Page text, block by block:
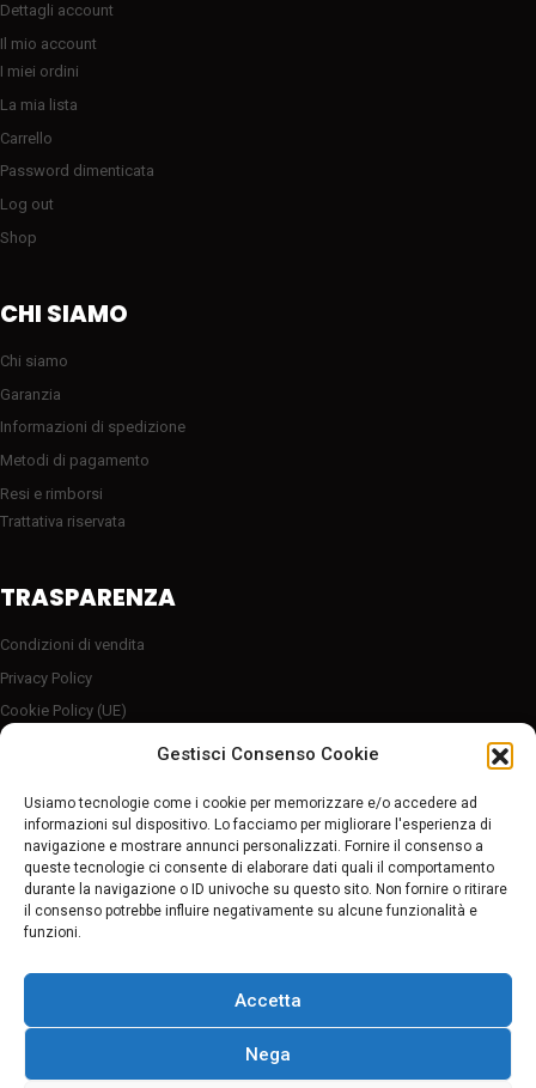
Gestisci Consenso Cookie
Usiamo tecnologie come i cookie per memorizzare e/o accedere ad
informazioni sul dispositivo. Lo facciamo per migliorare l'esperienza di
navigazione e mostrare annunci personalizzati. Fornire il consenso a
queste tecnologie ci consente di elaborare dati quali il comportamento
durante la navigazione o ID univoche su questo sito. Non fornire o ritirare
il consenso potrebbe influire negativamente su alcune funzionalità e
funzioni.
Accetta
Nega
Dettagli account
Il mio account
I miei ordini
La mia lista
Carrello
Password dimenticata
Log out
Shop
CHI SIAMO
Chi siamo
Garanzia
Informazioni di spedizione
Metodi di pagamento
Resi e rimborsi
Trattativa riservata
TRASPARENZA
Condizioni di vendita
Privacy Policy
Cookie Policy (UE)
Server sicuro HTTP2/SSL
Follow Us
Pagamenti sicuri
© 2022 Worldbike Formia di Vincenzo Castelli | P. IVA 02611080595